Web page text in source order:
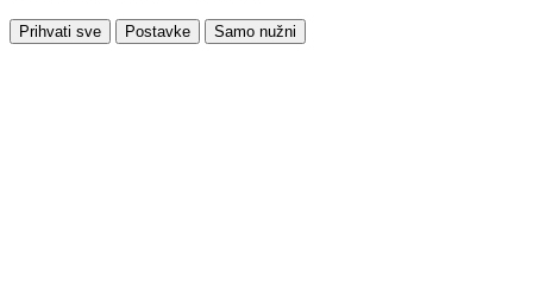
Prihvati sve Postavke Samo nužni